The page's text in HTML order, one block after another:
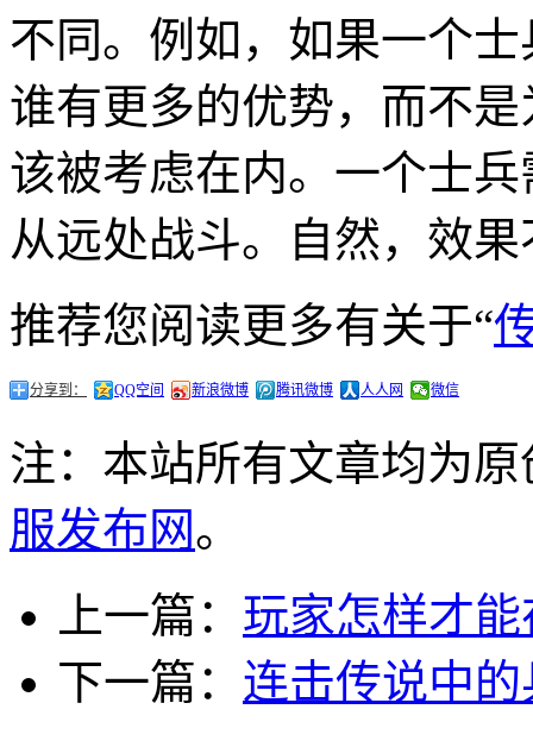
不同。例如，如果一个
谁有更多的优势，而不
该被考虑在内。一个士
从远处战斗。自然，效果
推荐您阅读更多有关于“
分享到： QQ空间 新浪微博 腾讯微博 人人网 微信
注：本站所有文章均为
服发布网。
上一篇： 玩家怎样才
下一篇： 连击传说中